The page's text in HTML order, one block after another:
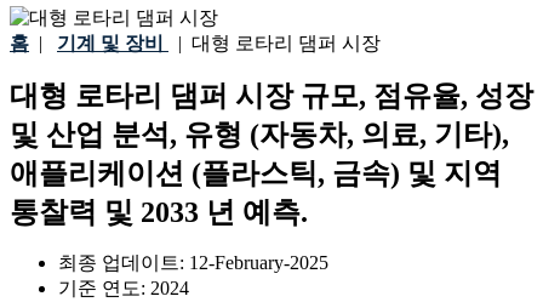
홈 | 기계 및 장비 | 대형 로타리 댐퍼 시장
대형 로타리 댐퍼 시장 규모, 점유율, 성장
및 산업 분석, 유형 (자동차, 의료, 기타),
애플리케이션 (플라스틱, 금속) 및 지역
통찰력 및 2033 년 예측.
최종 업데이트: 12-February-2025
기준 연도: 2024